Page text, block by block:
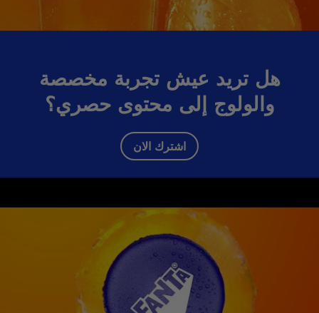
هل تريد عيش تجربة مخصصة
والولوج إلى محتوى حصري؟
اشترك الان